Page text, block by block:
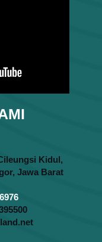
Kidul,
Jawa Barat